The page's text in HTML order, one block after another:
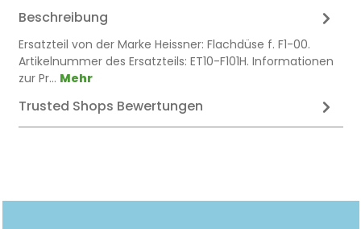
Beschreibung
Ersatzteil von der Marke Heissner: Flachdüse f. F1-00.
Artikelnummer des Ersatzteils: ET10-F101H. Informationen
zur Pr… Mehr
Trusted Shops Bewertungen